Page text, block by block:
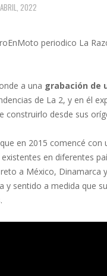
2022
a una grabación de
de La 2, y en él
construirlo desde sus
en 2015 comencé
existentes en diferentes
a México, Dinamarca
y sentido a medida que